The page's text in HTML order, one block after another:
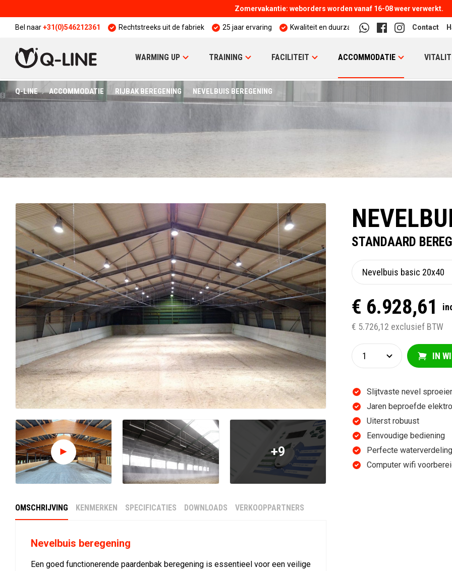
Zomervakantie: weborders worden vanaf 16-08 weer verwerkt.
Bel naar+31(0)546212361 Rechtstreeks uit de fabriek 25 jaar ervaring Kwaliteit en duurzaamheid Contact
WARMING UP TRAINING FACILITEIT ACCOMMODATIE
Q-LINE ACCOMMODATIE RIJBAK BEREGENING NEVELBUIS BEREGENING
STANDAARD
€ 6.928,61
€ 5.726,12 exclusief BTW
IN
Slijtvaste nevel
Jaren beproefde
Uiterst robuust
Eenvoudige bediening
Perfecte waterverdeling
Computer wifi
+9
OMSCHRIJVING KENMERKEN SPECIFICATIES DOWNLOADS VERKOOPPARTNERS
Nevelbuis beregening
Een goed functionerende paardenbak beregening is essentieel voor een veilige